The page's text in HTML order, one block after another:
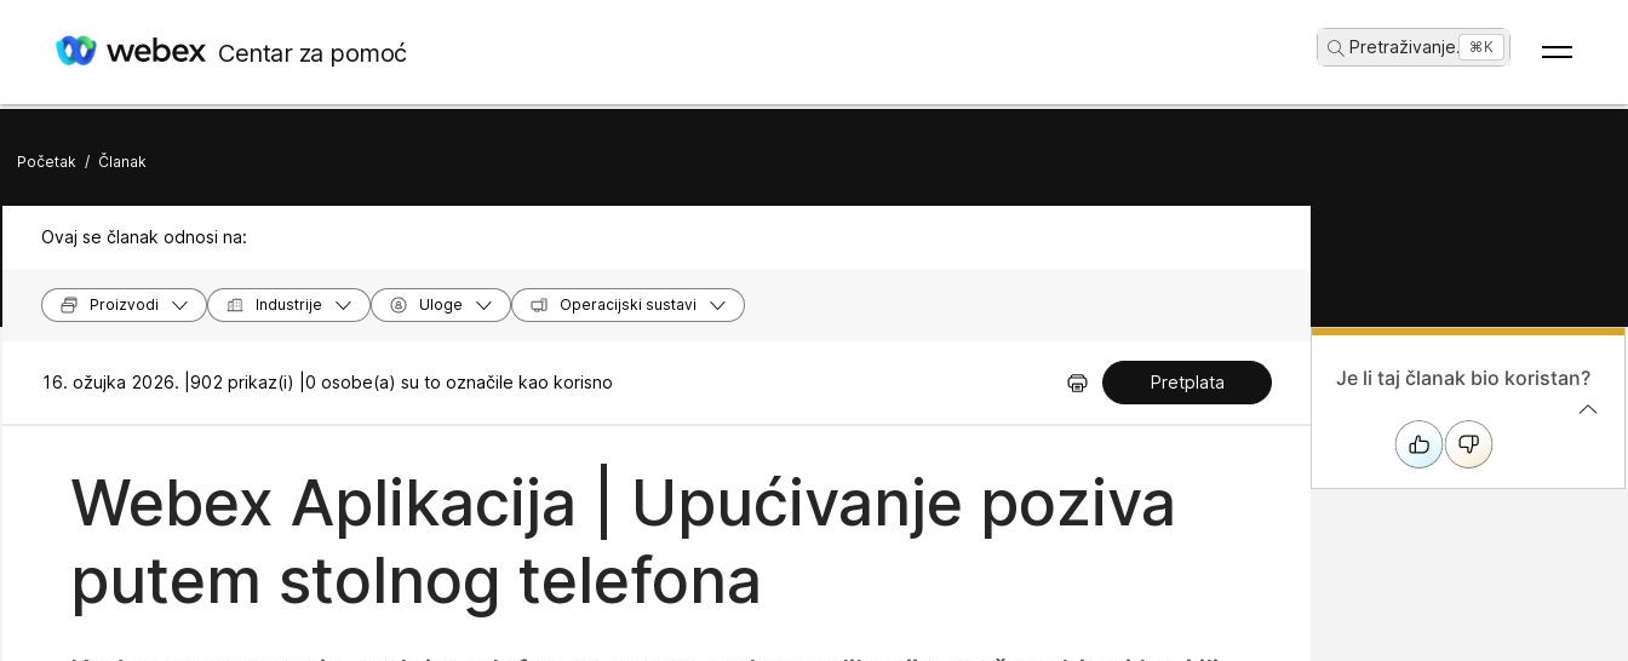
Centar za pomoć Pretraživanje... ⌘K
Početak / Članak
Ovaj se članak odnosi na:
Proizvodi Industrije Uloge Operacijski sustavi
16. ožujka 2026. | 902 prikaz(i) | 0 osobe(a) su to označile kao korisno Pretplata
Webex Aplikacija | Upućivanje poziva
putem stolnog telefona
Je li taj članak bio koristan?